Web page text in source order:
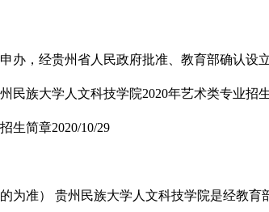
办，经贵州省人民政府批准、教育部确认
生简章2020/10/29
为准） 贵州民族大学人文科技学院是经教